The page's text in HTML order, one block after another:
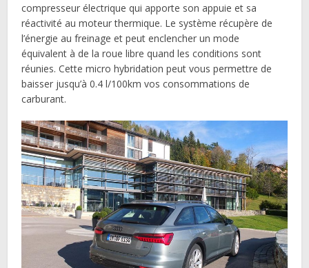
compresseur électrique qui apporte son appuie et sa
réactivité au moteur thermique. Le système récupère de
l’énergie au freinage et peut enclencher un mode
équivalent à de la roue libre quand les conditions sont
réunies. Cette micro hybridation peut vous permettre de
baisser jusqu’à 0.4 l/100km vos consommations de
carburant.